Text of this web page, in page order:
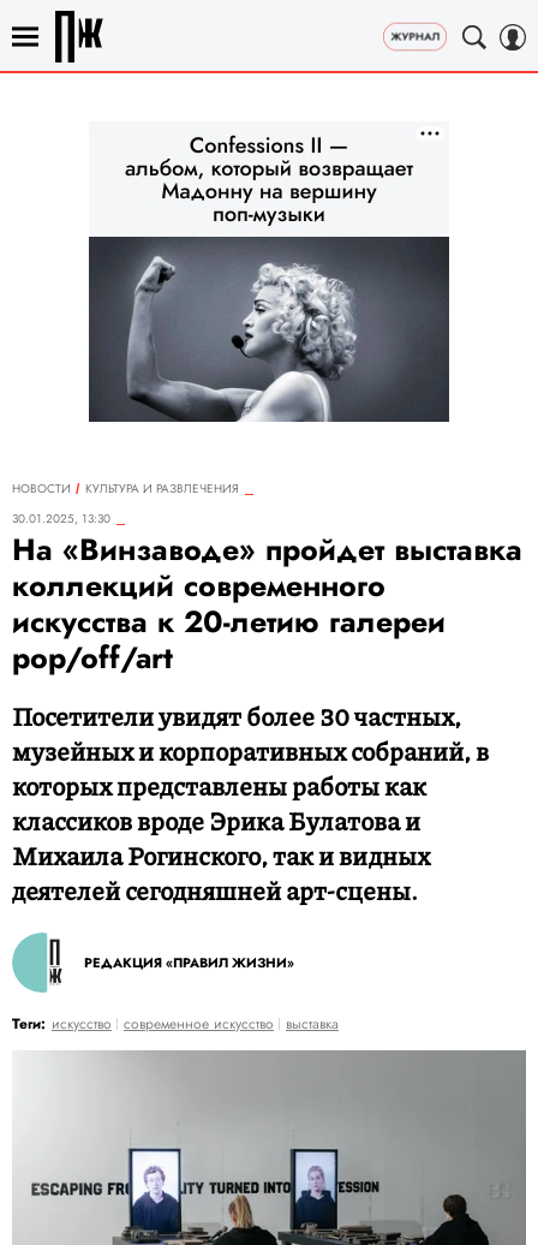
НОВОСТИ
КУЛЬТУРА И РАЗВЛЕЧЕНИЯ
30.01.2025, 13:30
На «Винзаводе» пройдет выставка
коллекций современного
искусства к 20-летию галереи
pop/off/art
Посетители увидят более 30 частных,
музейных и корпоративных собраний, в
которых представлены работы как
классиков вроде Эрика Булатова и
Михаила Рогинского, так и видных
деятелей сегодняшней арт-сцены.
РЕДАКЦИЯ «ПРАВИЛ ЖИЗНИ»
Теги: искусство современное искусство выставка